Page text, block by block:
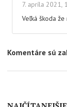
7. apríla 2021,
Veľká škoda že
Komentáre sú